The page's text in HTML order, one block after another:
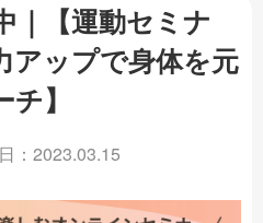
｜【運動セミナ
アップで身体を元
】
：2023.03.15